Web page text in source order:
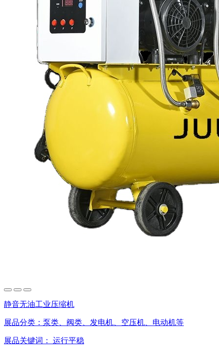
静音无油工业压缩机
展品分类： 泵类、阀类、发电机、空压机、电动机等
展品关键词： 运行平稳